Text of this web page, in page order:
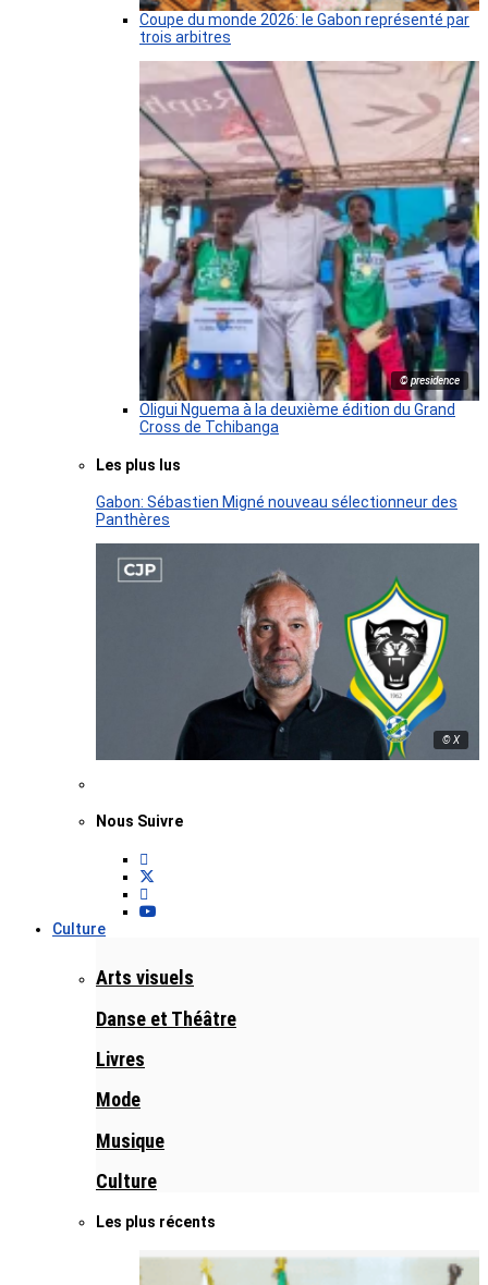
Coupe du monde 2026: le Gabon représenté par
trois arbitres
© presidence
Oligui Nguema à la deuxième édition du Grand
Cross de Tchibanga
Les plus lus
Gabon: Sébastien Migné nouveau sélectionneur des
Panthères
© X
Nous Suivre
Culture
Arts visuels
Danse et Théâtre
Livres
Mode
Musique
Culture
Les plus récents